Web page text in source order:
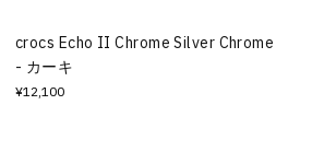
crocs Echo II Chrome Silver Chrome
- カーキ
¥12,100